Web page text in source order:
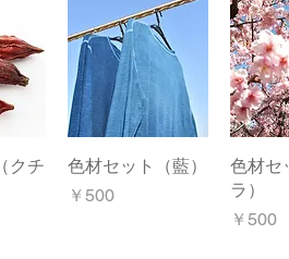
ー
クチ
クイックビュー
色材セット（藍）
価格
￥500
クイ
色材セ
ラ）
価格
￥500